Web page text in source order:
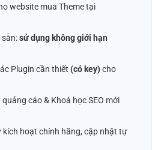
website mua Theme tại
sẵn:sử dụng không giới hạn
Plugin cần thiết (có key)cho
cáo & Khoá học SEO mới
kích hoạt chính hãng, cập nhật tự